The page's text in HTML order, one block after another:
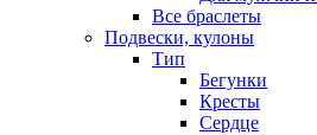
Все браслеты
Подвески, кулоны
Тип
Бегунки
Кресты
Сердце